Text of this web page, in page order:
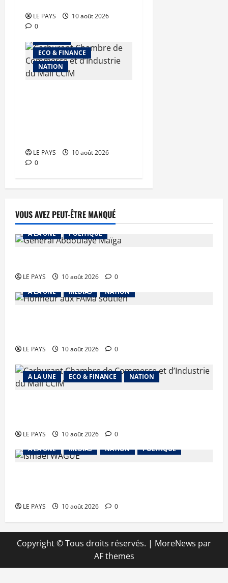
LE PAYS
10 août 2026
0
ECO & FINANCE
NATION
LE PAYS
10 août 2026
0
VOUS AVEZ PEUT-ÊTRE MANQUÉ
A LA UNE POLITIQUE
LE PAYS 10 août 2026
0
A LA UNE
MEDIAS NATION
LE PAYS 10 août 2026 0
A LA UNE ECO & FINANCE NATION
LE PAYS 10 août 2026
0
A LA UNE
MEDIAS NATION POLITIQUE
LE PAYS 10 août 2026 0
Copyright © Tous droits réservés. | MoreNews par
AF themes